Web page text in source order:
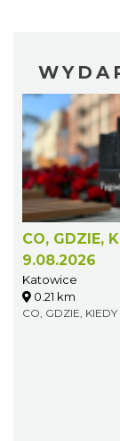
CO, GDZIE,
9.08.2026
Katowice
0.21 km
CO, GDZIE,